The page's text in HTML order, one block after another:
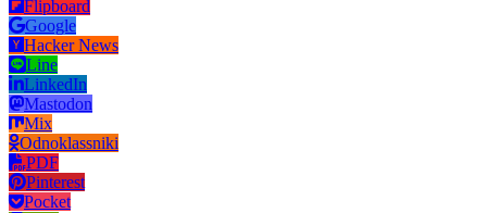
Flipboard
Google
Hacker News
Line
LinkedIn
Mastodon
Mix
Odnoklassniki
PDF
Pinterest
Pocket